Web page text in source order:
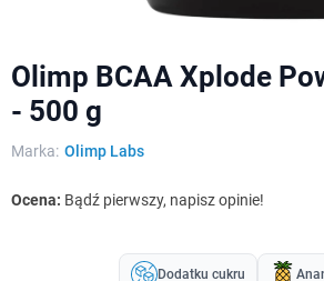
Olimp BCAA Xplode
- 500 g
Marka: Olimp Labs
Ocena: Bądź pierwszy, napisz opinie!
Dodatku cukru